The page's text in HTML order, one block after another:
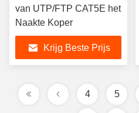
van UTP/FTP CAT5E het
Naakte Koper
Krijg Beste Prijs
4 5